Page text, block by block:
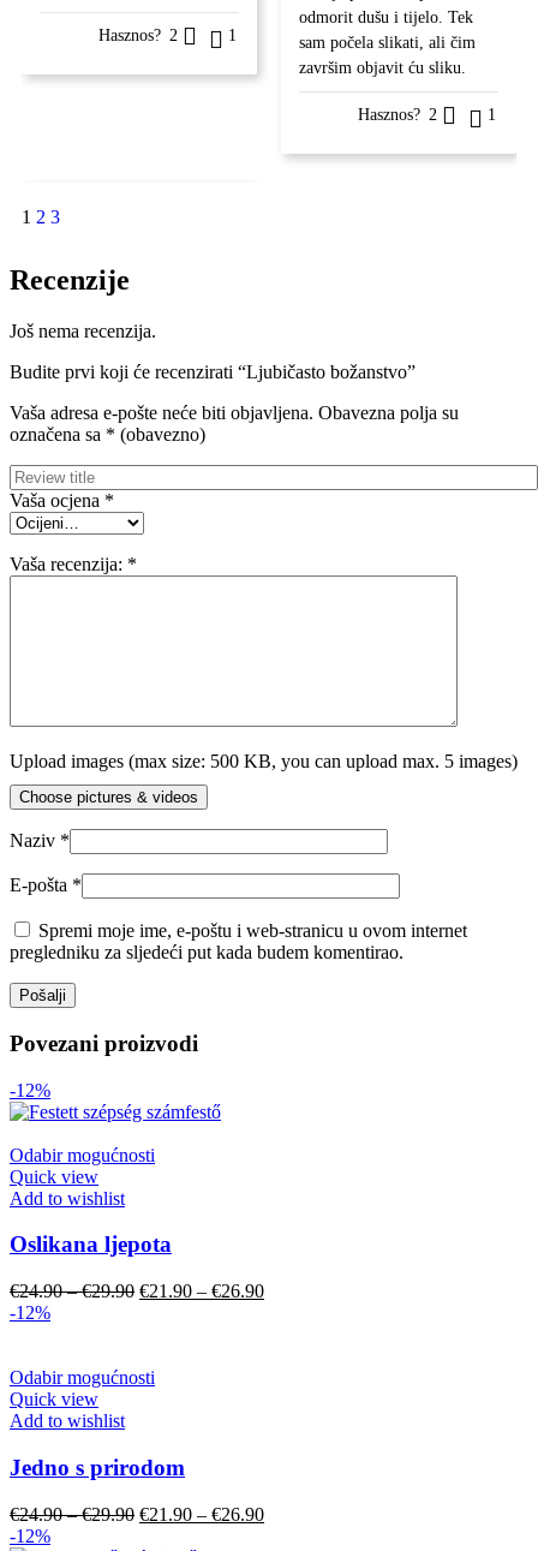
Hasznos? 2 1
odmorit dušu i tijelo. Tek
sam počela slikati, ali čim
završim objavit ću sliku.
Hasznos? 2 1
1 2 3
Recenzije
Još nema recenzija.
Budite prvi koji će recenzirati “Ljubičasto božanstvo”
Vaša adresa e-pošte neće biti objavljena. Obavezna polja su
označena sa * (obavezno)
Vaša ocjena *
Vaša recenzija: *
Upload images (max size: 500 KB, you can upload max. 5 images)
Choose pictures & videos
Naziv *
E-pošta *
Spremi moje ime, e-poštu i web-stranicu u ovom internet
pregledniku za sljedeći put kada budem komentirao.
Povezani proizvodi
-12%
Odabir mogućnosti
Quick view
Add to wishlist
Oslikana ljepota
€24.90–€29.90 €21.90 – €26.90
-12%
Odabir mogućnosti
Quick view
Add to wishlist
Jedno s prirodom
€24.90–€29.90 €21.90 – €26.90
-12%